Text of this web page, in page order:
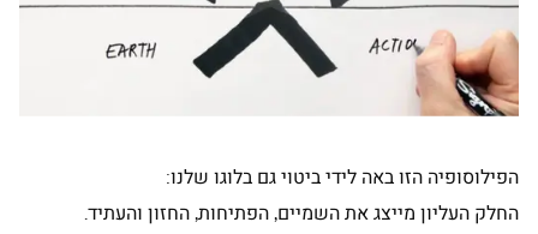
הפילוסופיה הזו באה לידי ביטוי גם בלוגו שלנו:
החלק העליון מייצג את השמיים, הפתיחות, החזון והעתיד.